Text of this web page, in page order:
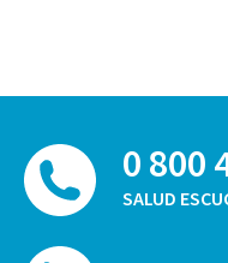
0 800
SALUD